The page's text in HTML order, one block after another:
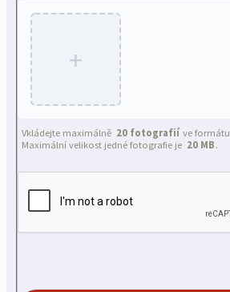
+
Vkládejte maximálně 20 fotografií ve formátu
Maximální velikost jedné fotografie je 20 MB .